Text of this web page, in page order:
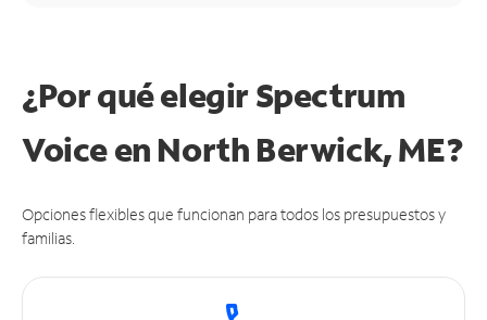
¿Por qué elegir Spectrum
Voice en North Berwick, ME?
Opciones flexibles que funcionan para todos los presupuestos y
familias.